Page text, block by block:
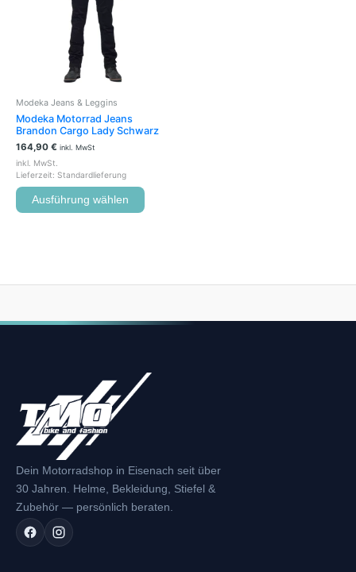
Modeka Jeans & Leggins
Modeka Motorrad Jeans
Brandon Cargo Lady Schwarz
164,90 € inkl. MwSt
inkl. MwSt.
Lieferzeit: Standardlieferung
Ausführung wählen
werden
Dein Motorradshop in Eisenach seit über
30 Jahren. Helme, Bekleidung, Stiefel &
Zubehör — persönlich beraten.